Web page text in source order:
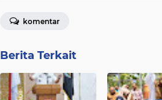
komentar
Berita Terkait